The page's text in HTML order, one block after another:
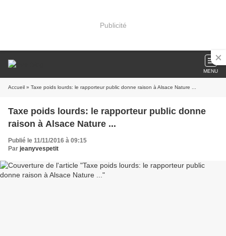
Publicité
MENU
Accueil » Taxe poids lourds: le rapporteur public donne raison à Alsace Nature ...
Taxe poids lourds: le rapporteur public donne
raison à Alsace Nature ...
Publié le 11/11/2016 à 09:15
Par jeanyvespetit